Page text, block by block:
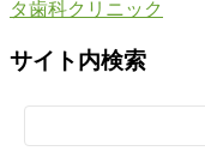
サイト内検索
索: